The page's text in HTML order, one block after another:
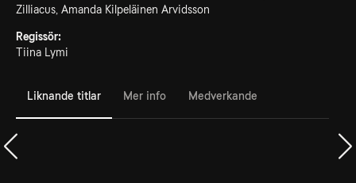
Zilliacus, Amanda Kilpeläinen Arvidsson
Regissör:
Tiina Lymi
Liknande titlar Mer info Medverkande